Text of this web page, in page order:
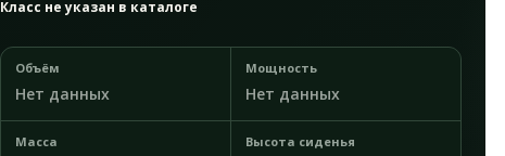
Класс не указан в каталоге
Объём
Нет данных
Мощность
Нет данных
Масса Высота сиденья